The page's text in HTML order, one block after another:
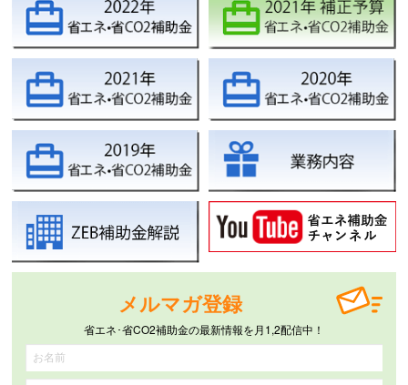
メルマガ登録
省エネ･省CO2補助金の最新情報を月1,2配信中！